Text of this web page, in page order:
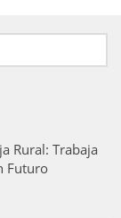
Rural: Trabaja
Futuro